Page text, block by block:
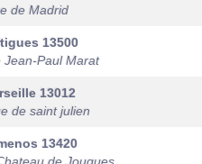
de Madrid
13500
Jean-Paul Marat
13012
de saint julien
13420